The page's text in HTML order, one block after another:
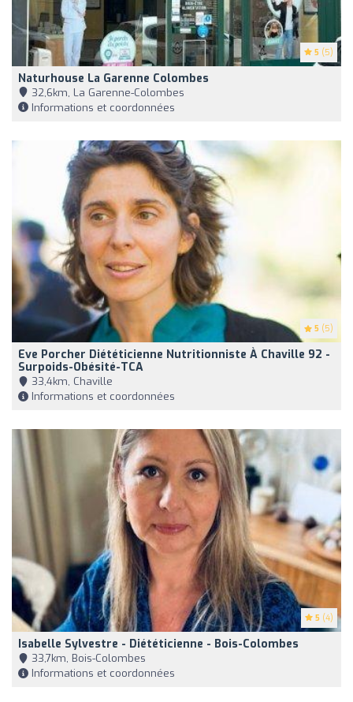
5 (5)
Naturhouse La Garenne Colombes
32,6km, La Garenne-Colombes
Informations et coordonnées
5 (5)
Eve Porcher Diététicienne Nutritionniste À Chaville 92 -
Surpoids-Obésité-TCA
33,4km, Chaville
Informations et coordonnées
5 (4)
Isabelle Sylvestre - Diététicienne - Bois-Colombes
33,7km, Bois-Colombes
Informations et coordonnées